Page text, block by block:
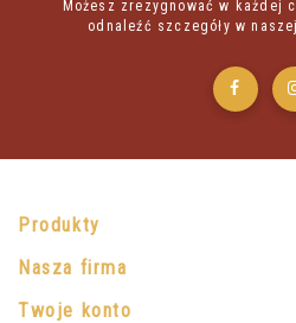
Możesz zrezygnować w każdej
odnaleźć szczegóły w
Produkty
Nasza firma
Twoje konto